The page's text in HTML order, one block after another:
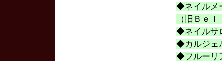
◆ネイルメ
（旧Ｂｅ
◆ネイルサ
◆カルジェ
◆フルーリ